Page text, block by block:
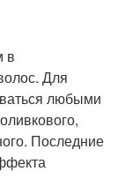
в
Для
любыми
Последние